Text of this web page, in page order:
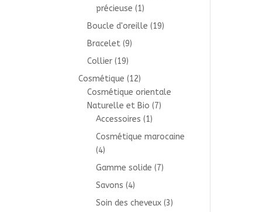
précieuse (1)
Boucle d'oreille (19)
Bracelet (9)
Collier (19)
Cosmétique (12)
Cosmétique orientale
Naturelle et Bio (7)
Accessoires (1)
Cosmétique marocaine
(4)
Gamme solide (7)
Savons (4)
Soin des cheveux (3)